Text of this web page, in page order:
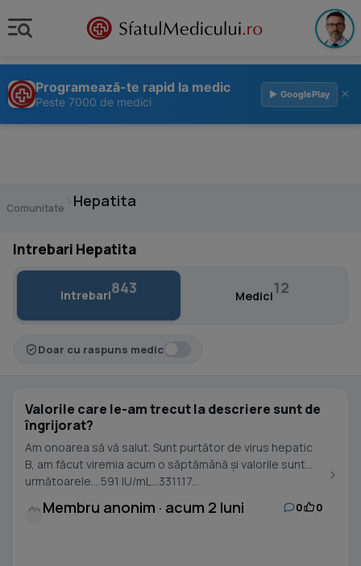
Programează-te rapid la medic
Peste 7000 de medici
▶ GooglePlay ×
Comunitate Hepatita
Intrebari Hepatita
Intrebari843 Medici12
Doar cu raspuns medic
Valorile care le-am trecut la descriere sunt de
îngrijorat?
Am onoarea să vă salut. Sunt purtător de virus hepatic
B, am făcut viremia acum o săptămână și valorile sunt
următoarele....591 IU/mL...3311.17...
Membru anonim · acum 2 luni 0 0